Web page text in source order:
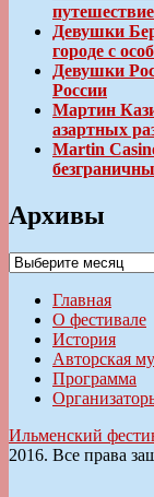
Девушки
городе с
Девушки
России
Мартин
азартных
Martin
Архивы
Архивы
Главная
О фестивале
История
Авторская
Программа
Ильменский
2016. Все права